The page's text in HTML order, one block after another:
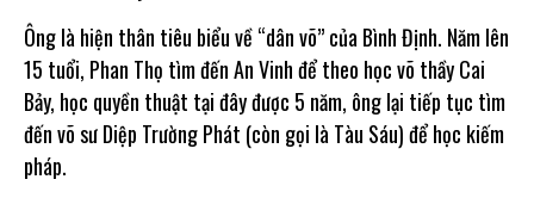
Ông là hiện thân tiêu biểu về “dân võ” của Bình Định. Năm lên
15 tuổi, Phan Thọ tìm đến An Vinh để theo học võ thầy Cai
Bảy, học quyền thuật tại đây được 5 năm, ông lại tiếp tục tìm
đến võ sư Diệp Trường Phát (còn gọi là Tàu Sáu) để học kiếm
pháp.